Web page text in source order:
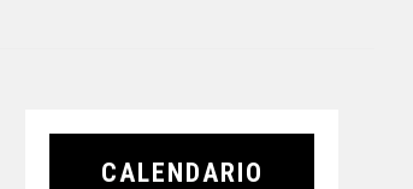
CALENDARIO